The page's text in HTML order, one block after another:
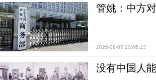
管姚：中方
2026-08-07 10:05:13
没有中国人